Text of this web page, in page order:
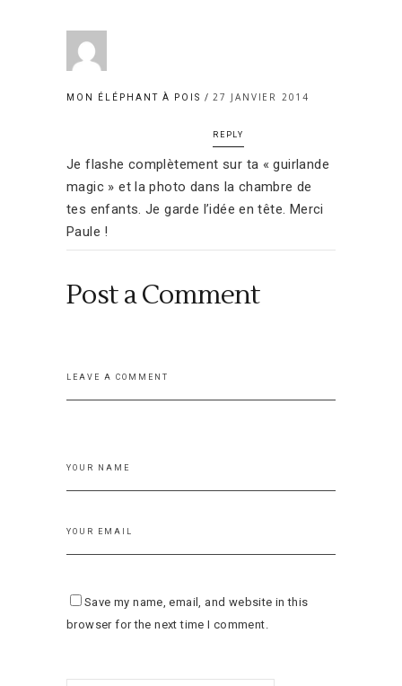
MON ÉLÉPHANT À POIS 27 JANVIER 2014
REPLY
Je flashe complètement sur ta « guirlande
magic » et la photo dans la chambre de
tes enfants. Je garde l’idée en tête. Merci
Paule !
Post a Comment
Save my name, email, and website in this
browser for the next time I comment.